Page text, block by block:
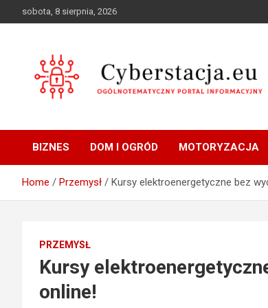
to
sobota, 8 sierpnia, 2026
Cyberstacja.eu
BIZNES DOM I OGRÓD MOTORYZACJA
Home Przemysł Kursy elektroenergetyczne bez
PRZEMYSŁ
Kursy
online!